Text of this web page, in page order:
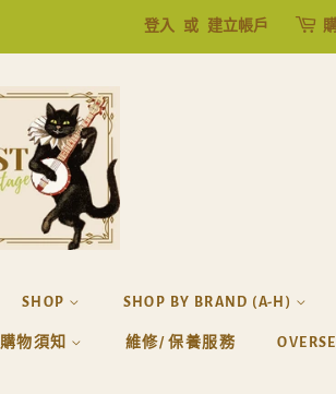
登入 或 建立帳戶
SHOP SHOP BY BRAND (A-H)
購物須知 維修/ 保養服務